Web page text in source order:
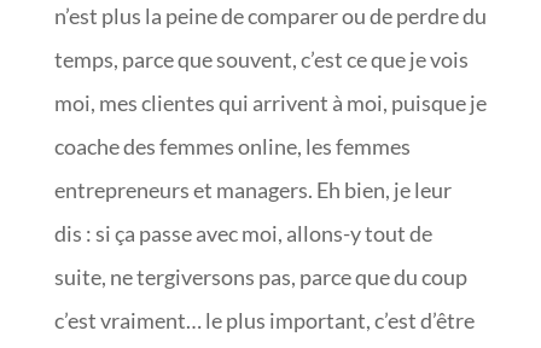
n’est plus la peine de comparer ou de perdre du
temps, parce que souvent, c’est ce que je vois
moi, mes clientes qui arrivent à moi, puisque je
coache des femmes online, les femmes
entrepreneurs et managers. Eh bien, je leur
dis : si ça passe avec moi, allons-y tout de
suite, ne tergiversons pas, parce que du coup
c’est vraiment… le plus important, c’est d’être